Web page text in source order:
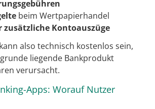
beim Wertpapierhandel
zusätzliche Kontoauszüge
also technisch kostenlos sein,
liegende Bankprodukt
verursacht.
Apps: Worauf Nutzer